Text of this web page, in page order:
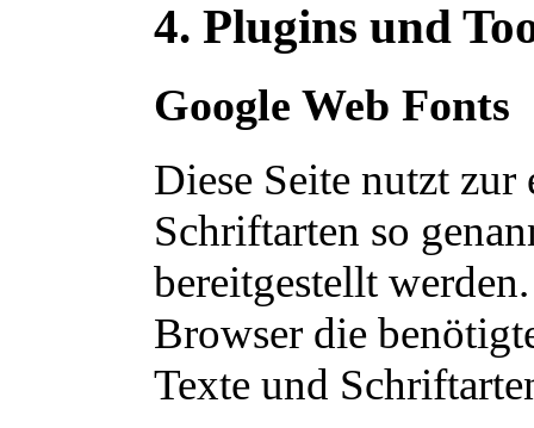
4. Plugins und
Google Web Fonts
Diese Seite nutzt
Schriftarten so
bereitgestellt
Browser die
Texte und